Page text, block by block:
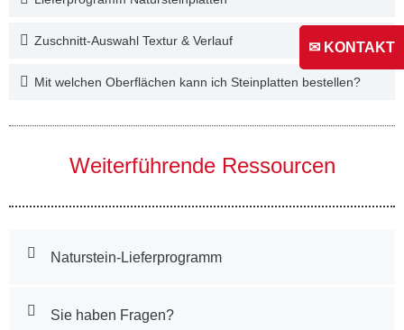
Zuschnitt-Auswahl Textur & Verlauf
Mit welchen Oberflächen kann ich Steinplatten bestellen?
Weiterführende Ressourcen
Naturstein-Lieferprogramm
Sie haben Fragen?
✉ KONTAKT